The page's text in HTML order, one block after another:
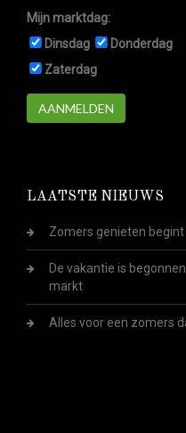
Mijn marktdag:
Dinsdag
Donderdag
Zaterdag
AANMELDEN
LAATSTE NIEUWS
Zomers genieten
De vakantie is
markt
Alles voor een zomers